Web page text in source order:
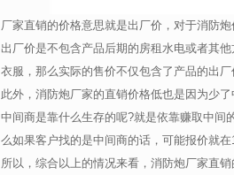
厂家直销的价格意思就是出厂价，对于消防
出厂价是不包含产品后期的房租水电或者其
衣服，那么实际的售价不仅包含了产品的出
此外，消防炮厂家的直销价格低也是因为少
中间商是靠什么生存的呢?就是依靠赚取中间
么如果客户找的是中间商的话，可能报价就在
所以，综合以上的情况来看，消防炮厂家直